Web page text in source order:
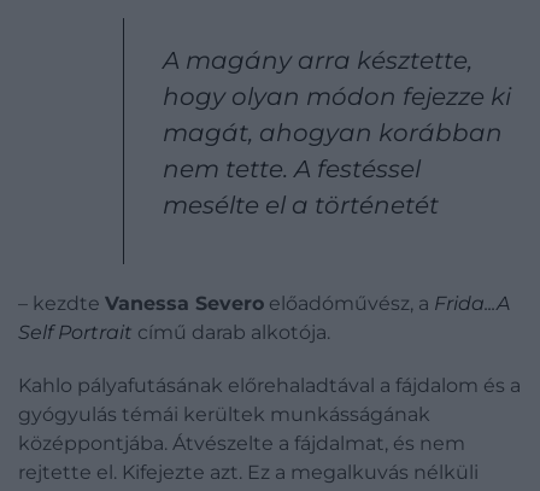
A magány arra késztette,
hogy olyan módon fejezze ki
magát, ahogyan korábban
nem tette. A festéssel
mesélte el a történetét
– kezdte Vanessa Severo előadóművész, a Frida...A
Self Portrait című darab alkotója.
Kahlo pályafutásának előrehaladtával a fájdalom és a
gyógyulás témái kerültek munkásságának
középpontjába. Átvészelte a fájdalmat, és nem
rejtette el. Kifejezte azt. Ez a megalkuvás nélküli